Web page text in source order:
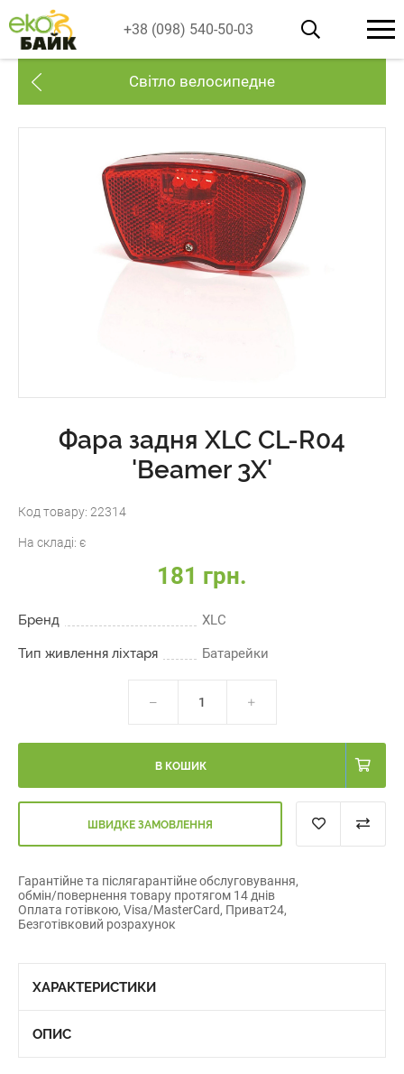
+38 (098) 540-50-03
Світло велосипедне
Фара задня XLC CL-R04
'Beamer 3X'
Код товару: 22314
На складі: є
181 грн.
Бренд XLC
Тип живлення ліхтаря Батарейки
В КОШИК
ШВИДКЕ ЗАМОВЛЕННЯ
Гарантійне та післягарантійне обслуговування,
обмін/повернення товару протягом 14 днів
Оплата готівкою, Visa/MasterCard, Приват24,
Безготівковий розрахунок
ХАРАКТЕРИСТИКИ
ОПИС